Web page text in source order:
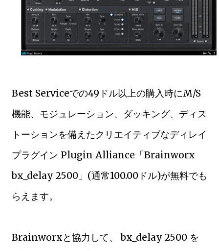
Best Serviceでの49ドル以上の購入時にM/S
機能、モジュレーション、ダッキング、ディス
トーションを備えたクリエイティブなディレイ
プラグイン Plugin Alliance「Brainworx
bx_delay 2500」(通常100.00ドル)が無料でも
らえます。
Brainworxと協力して、 bx_delay 2500 を